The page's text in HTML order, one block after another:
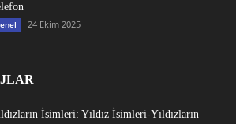
24 Ekim 2025
İsimleri: Yıldız İsimleri-Yıldızların